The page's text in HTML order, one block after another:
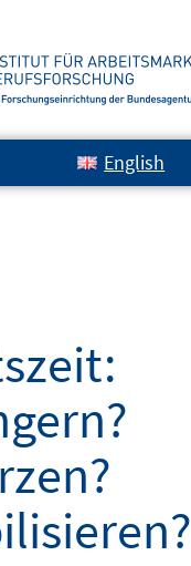
English